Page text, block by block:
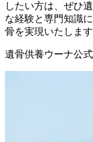
したい方は、ぜひ
な経験と専門知識
骨を実現いたします
遺骨供養ウーナ公式